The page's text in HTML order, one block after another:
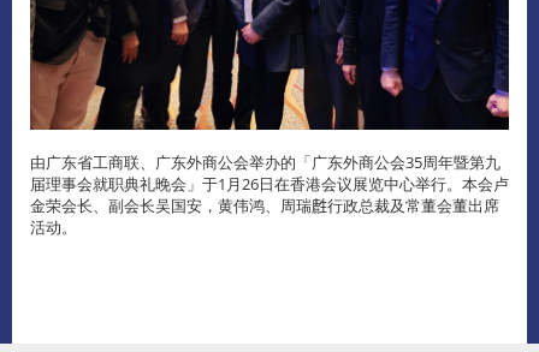
由广东省工商联、广东外商公会举办的「广东外商公会35周年暨第九
届理事会就职典礼晚会」于1月26日在香港会议展览中心举行。本会卢
金荣会长、副会长吴国安，黄伟鸿、周瑞𪊟行政总裁及常董会董出席
活动。